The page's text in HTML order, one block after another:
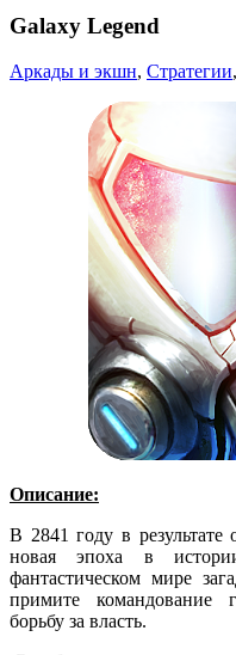
Galaxy Legend
Аркады и экшн, Стратегии,
Описание:
В 2841 году в результате
новая эпоха в
фантастическом мире
примите командование
борьбу за власть.